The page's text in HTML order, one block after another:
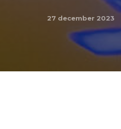
27 december 2023